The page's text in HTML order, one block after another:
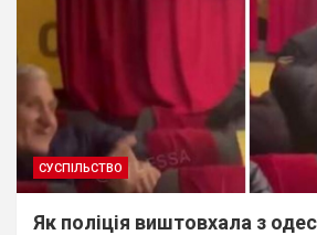
СУСПІЛЬСТВО
Як поліція виштовхала з